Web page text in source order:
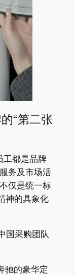
“第二张
工都是品牌
务及市场活
仅是统一标
神的具象化
国采购团队
驰的豪华定